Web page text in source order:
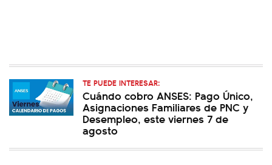
TE PUEDE INTERESAR:
Cuándo cobro ANSES: Pago Único,
Asignaciones Familiares de PNC y
Desempleo, este viernes 7 de
agosto